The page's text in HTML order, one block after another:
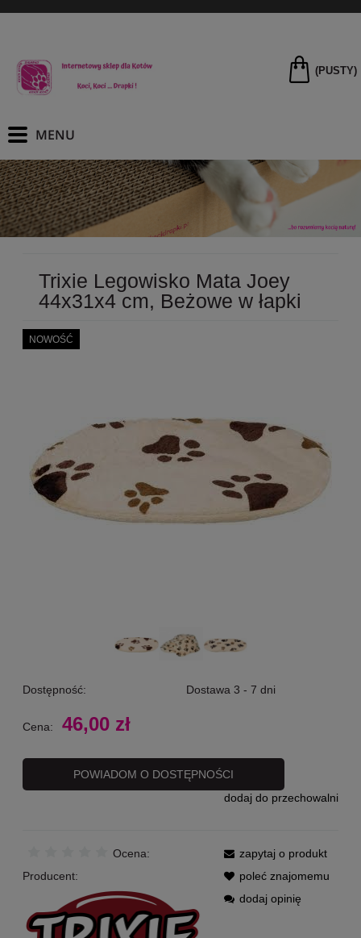
(PUSTY)
Trixie Legowisko Mata Joey
44x31x4 cm, Beżowe w łapki
NOWOŚĆ
Dostępność: Dostawa 3 - 7 dni
Cena: 46,00 zł
POWIADOM O DOSTĘPNOŚCI
dodaj do przechowalni
Ocena:
Producent:
zapytaj o produkt
poleć znajomemu
dodaj opinię